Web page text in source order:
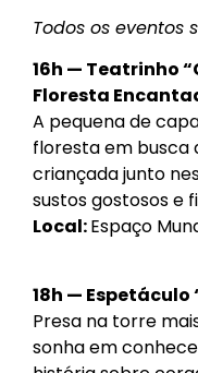
Todos os eventos
16h — Teatrinho
Floresta
A pequena de
floresta em busca
criançada junto
sustos gostosos e
Local:Espaço
18h — Espetáculo
Presa na torre
sonha em